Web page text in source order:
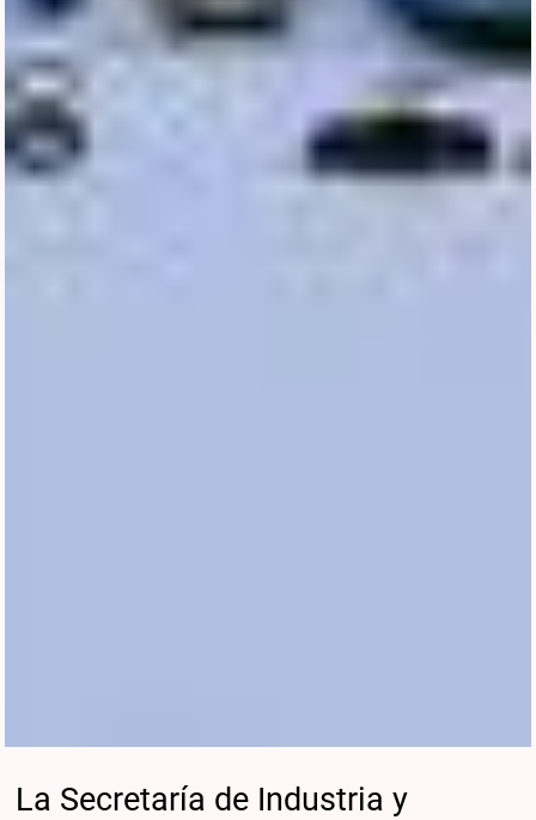
La Secretaría de Industria y